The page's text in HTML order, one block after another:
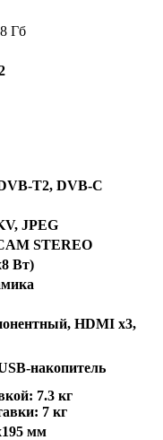
8 Гб
T2, DVB-C
JPEG
STEREO
Вт)
HDMI x3,
накопитель
7.3 кг
7 кг
мм